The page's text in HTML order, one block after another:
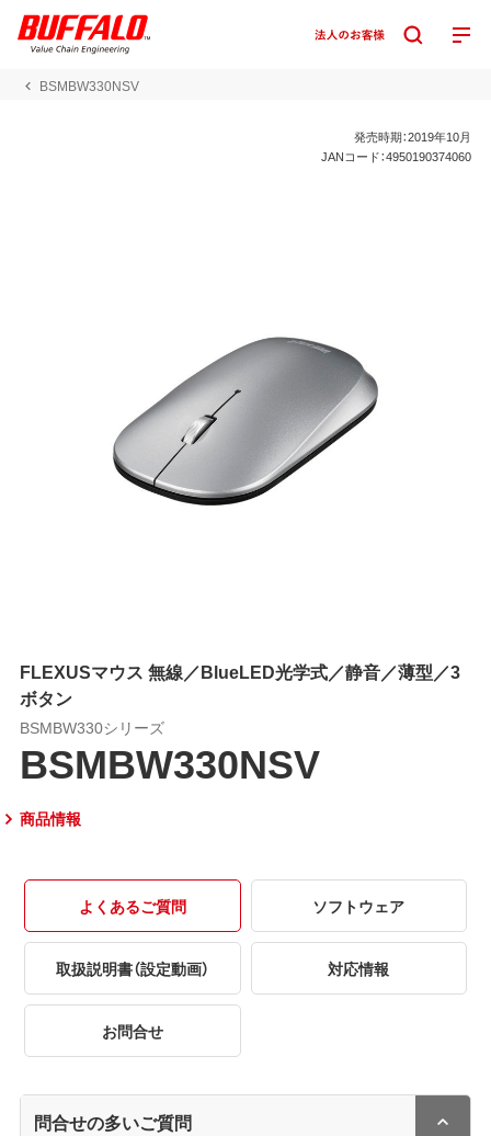
BSMBW330NSV
発売時期：2019年10月
JANコード：4950190374060
FLEXUSマウス 無線／BlueLED光学式／静音／薄型／3
ボタン
BSMBW330シリーズ
BSMBW330NSV
商品情報
よくあるご質問 ソフトウェア
取扱説明書（設定動画） 対応情報
お問合せ
問合せの多いご質問